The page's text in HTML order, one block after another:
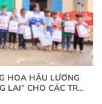
HOA HẬU LƯƠNG
LAI” CHO CÁC TRẺ